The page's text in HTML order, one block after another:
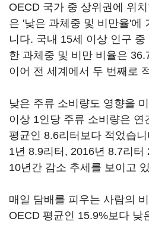
OECD 국가 중 상위권에 위
은 '낮은 과체중 및 비만율'에
니다. 국내 15세 이상 인구 중
한 과체중 및 비만 비율은
이어 전 세계에서 두 번째로
낮은 주류 소비량도 영향을
이상 1인당 주류 소비량은 연
평균인 8.6리터보다 적었습
1년 8.9리터, 2016년 8.7리
10년간 감소 추세를 보이고
매일 담배를 피우는 사람의
OECD 평균인 15.9%보다 낮